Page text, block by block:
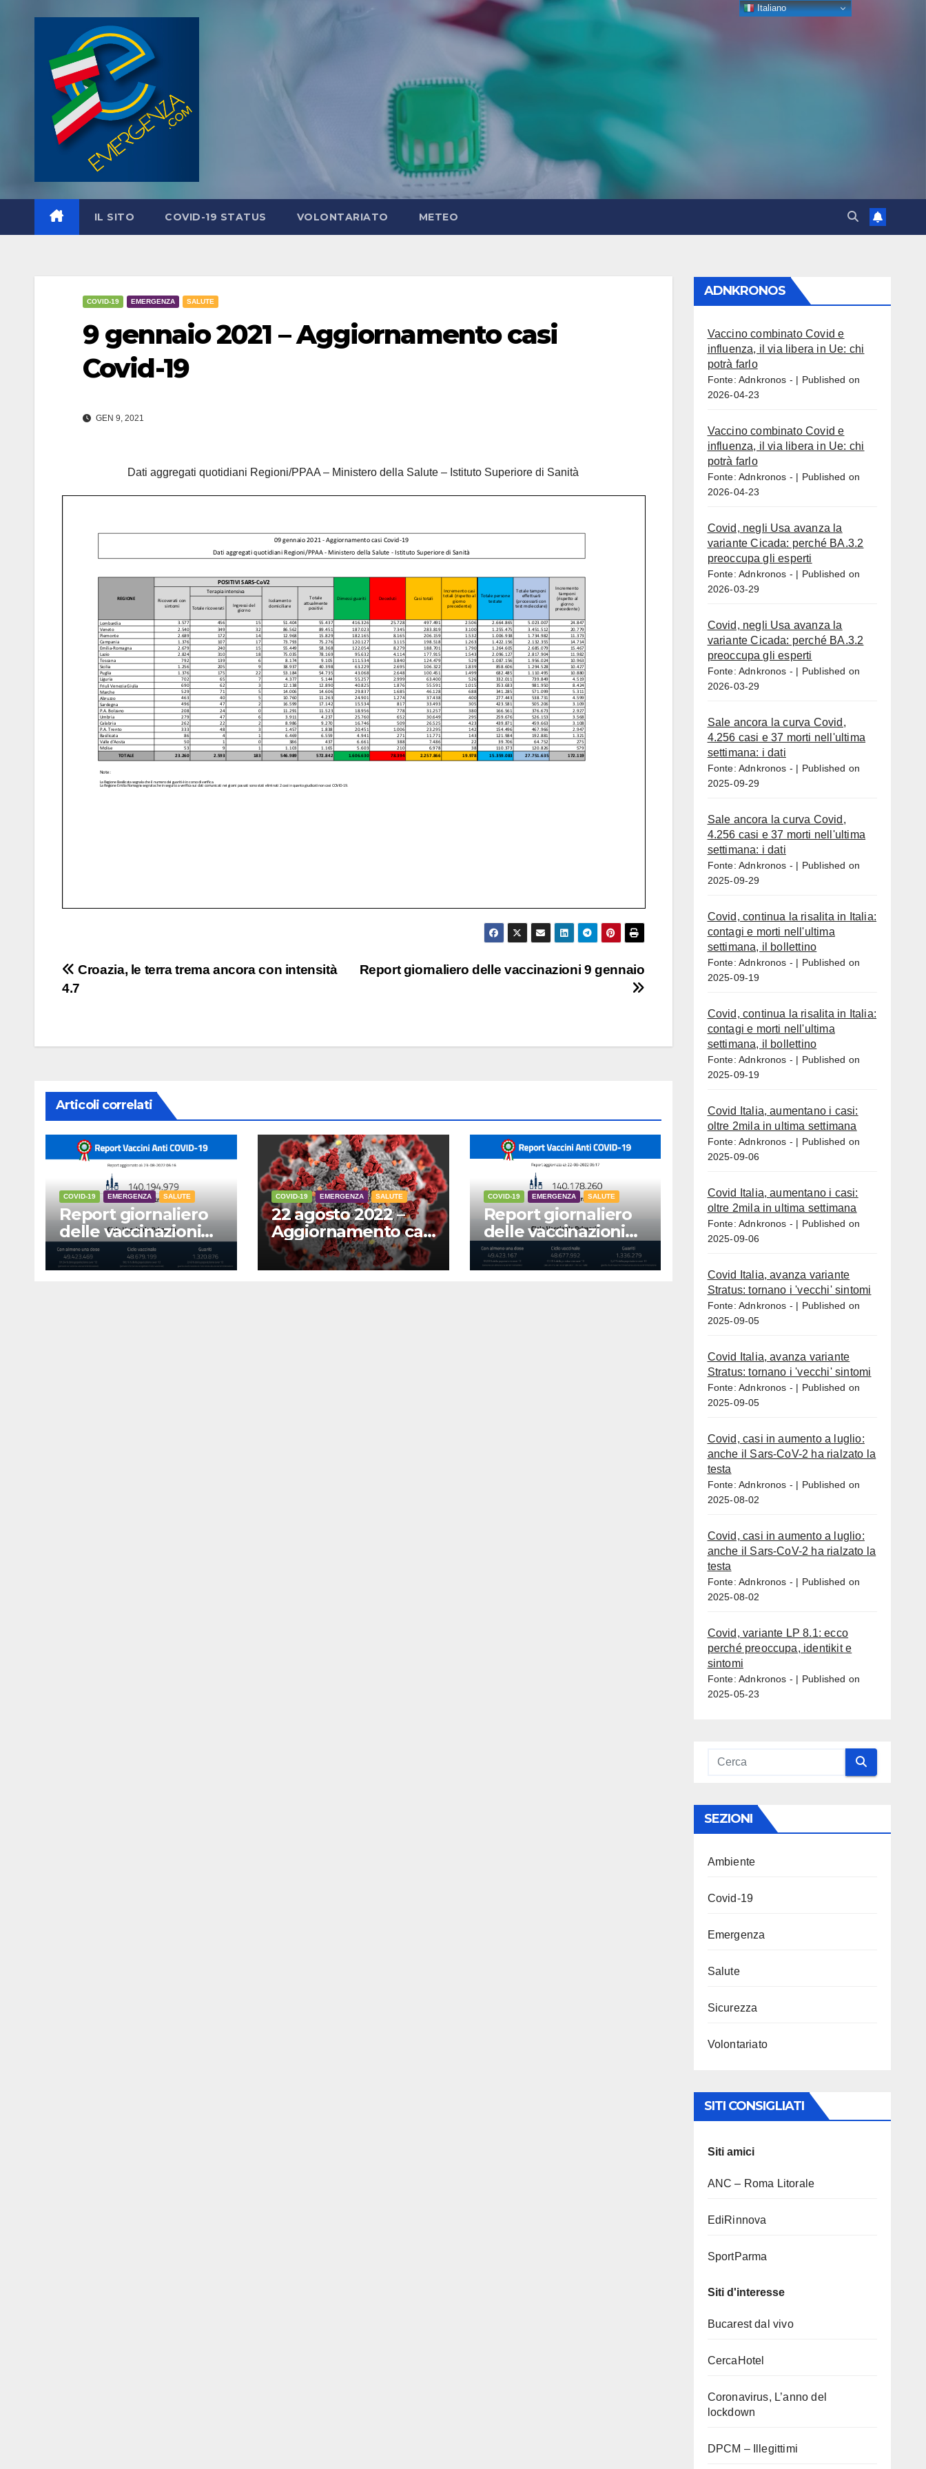
IL SITO COVID-19 STATUS VOLONTARIATO METEO
COVID-19 EMERGENZA SALUTE
9 gennaio 2021 – Aggiornamento casi
Covid-19
GEN 9, 2021
Dati aggregati quotidiani Regioni/PPAA – Ministero della Salute – Istituto Superiore di Sanità
Navigazione
Report giornaliero delle vaccinazioni 9 gennaio
Croazia, le terra trema ancora con intensità
4.7
Articoli correlati
COVID-19 EMERGENZA SALUTE
Report giornaliero
delle vaccinazioni
23 agosto 2022
COVID-19 EMERGENZA SALUTE
22 agosto 2022 –
Aggiornamento casi
Covid-19
COVID-19 EMERGENZA SALUTE
Report giornaliero
delle vaccinazioni
22 agosto 2022
ADNKRONOS
Vaccino combinato Covid e
influenza, il via libera in Ue: chi
potrà farlo
Fonte: Adnkronos -
Published on
2026-04-23
Vaccino combinato Covid e
influenza, il via libera in Ue: chi
potrà farlo
Fonte: Adnkronos -
Published on
2026-04-23
Covid, negli Usa avanza la
variante Cicada: perché BA.3.2
preoccupa gli esperti
Fonte: Adnkronos -
Published on
2026-03-29
Covid, negli Usa avanza la
variante Cicada: perché BA.3.2
preoccupa gli esperti
Fonte: Adnkronos -
Published on
2026-03-29
Sale ancora la curva Covid,
4.256 casi e 37 morti nell'ultima
settimana: i dati
Fonte: Adnkronos -
Published on
2025-09-29
Sale ancora la curva Covid,
4.256 casi e 37 morti nell'ultima
settimana: i dati
Fonte: Adnkronos -
Published on
2025-09-29
Covid, continua la risalita in Italia:
contagi e morti nell'ultima
settimana, il bollettino
Fonte: Adnkronos -
Published on
2025-09-19
Covid, continua la risalita in Italia:
contagi e morti nell'ultima
settimana, il bollettino
Fonte: Adnkronos -
Published on
2025-09-19
Covid Italia, aumentano i casi:
oltre 2mila in ultima settimana
Fonte: Adnkronos -
Published on
2025-09-06
Covid Italia, aumentano i casi:
oltre 2mila in ultima settimana
Fonte: Adnkronos -
Published on
2025-09-06
Covid Italia, avanza variante
Stratus: tornano i 'vecchi' sintomi
Fonte: Adnkronos -
Published on
2025-09-05
Covid Italia, avanza variante
Stratus: tornano i 'vecchi' sintomi
Fonte: Adnkronos -
Published on
2025-09-05
Covid, casi in aumento a luglio:
anche il Sars-CoV-2 ha rialzato la
testa
Fonte: Adnkronos -
Published on
2025-08-02
Covid, casi in aumento a luglio:
anche il Sars-CoV-2 ha rialzato la
testa
Fonte: Adnkronos -
Published on
2025-08-02
Covid, variante LP 8.1: ecco
perché preoccupa, identikit e
sintomi
Fonte: Adnkronos -
Published on
2025-05-23
SEZIONI
Ambiente
Covid-19
Emergenza
Salute
Sicurezza
Volontariato
SITI CONSIGLIATI
Siti amici
ANC – Roma Litorale
EdiRinnova
SportParma
Siti d'interesse
Bucarest dal vivo
CercaHotel
Coronavirus, L’anno del
lockdown
DPCM – Illegittimi
Italiano